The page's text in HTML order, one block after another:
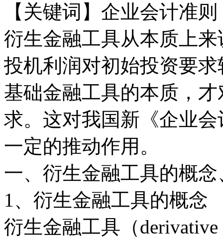
【关键词】企业会计准
衍生金融工具从本质上
投机利润对初始投资要
基础金融工具的本质，
求。这对我国新《企业
一定的推动作用。
一、衍生金融工具的概
1、衍生金融工具的概念
衍生金融工具（